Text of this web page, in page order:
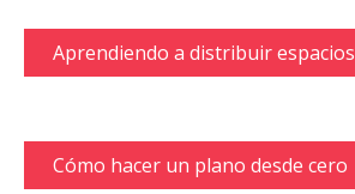
Aprendiendo a distribuir espacios
Cómo hacer un plano desde cero